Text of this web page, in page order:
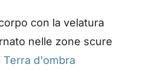
con la velatura
nelle zone scure
Terra d'ombra